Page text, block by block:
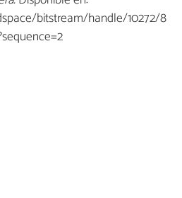
bitstream/handle/10272/8